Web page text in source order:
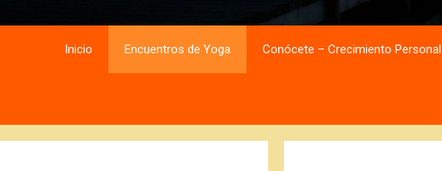
Inicio Encuentros de Yoga Conócete – Crecimiento Personal